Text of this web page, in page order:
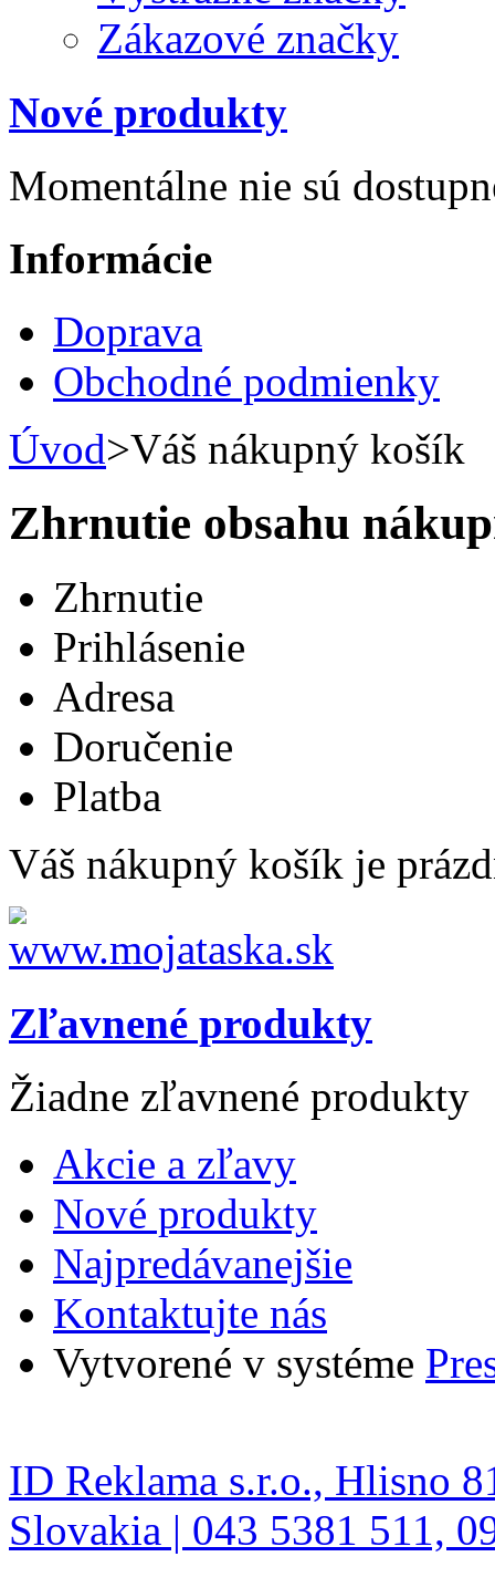
Zákazové značky
Nové produkty
Momentálne nie sú
Informácie
Doprava
Obchodné podmienky
Úvod>Váš nákupný košík
Zhrnutie obsahu
Zhrnutie
Prihlásenie
Adresa
Doručenie
Platba
Váš nákupný košík je
Zľavnené produkty
Žiadne zľavnené produkty
Akcie a zľavy
Nové produkty
Najpredávanejšie
Kontaktujte nás
Vytvorené v systéme
ID Reklama s.r.o., Hlisno
Slovakia | 043 5381 511,